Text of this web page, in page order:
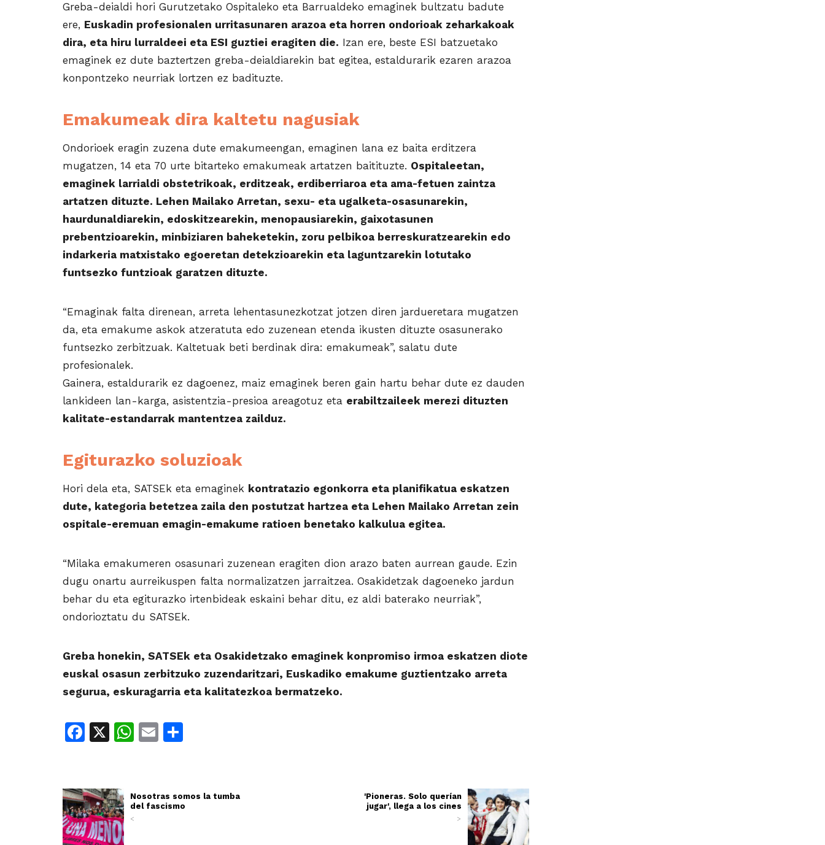
Greba-deialdi hori Gurutzetako Ospitaleko eta Barrualdeko emaginek bultzatu badute
ere, Euskadin profesionalen urritasunaren arazoa eta horren ondorioak zeharkakoak
dira, eta hiru lurraldeei eta ESI guztiei eragiten die. Izan ere, beste ESI batzuetako
emaginek ez dute baztertzen greba-deialdiarekin bat egitea, estaldurarik ezaren arazoa
konpontzeko neurriak lortzen ez badituzte.
Emakumeak dira kaltetu nagusiak
Ondorioek eragin zuzena dute emakumeengan, emaginen lana ez baita erditzera
mugatzen, 14 eta 70 urte bitarteko emakumeak artatzen baitituzte. Ospitaleetan,
emaginek larrialdi obstetrikoak, erditzeak, erdiberriaroa eta ama-fetuen zaintza
artatzen dituzte. Lehen Mailako Arretan, sexu- eta ugalketa-osasunarekin,
haurdunaldiarekin, edoskitzearekin, menopausiarekin, gaixotasunen
prebentzioarekin, minbiziaren baheketekin, zoru pelbikoa berreskuratzearekin edo
indarkeria matxistako egoeretan detekzioarekin eta laguntzarekin lotutako
funtsezko funtzioak garatzen dituzte.
“Emaginak falta direnean, arreta lehentasunezkotzat jotzen diren jardueretara mugatzen
da, eta emakume askok atzeratuta edo zuzenean etenda ikusten dituzte osasunerako
funtsezko zerbitzuak. Kaltetuak beti berdinak dira: emakumeak”, salatu dute
profesionalek.
Gainera, estaldurarik ez dagoenez, maiz emaginek beren gain hartu behar dute ez dauden
lankideen lan-karga, asistentzia-presioa areagotuz eta erabiltzaileek merezi dituzten
kalitate-estandarrak mantentzea zailduz.
Egiturazko soluzioak
Hori dela eta, SATSEk eta emaginek kontratazio egonkorra eta planifikatua eskatzen
dute, kategoria betetzea zaila den postutzat hartzea eta Lehen Mailako Arretan zein
ospitale-eremuan emagin-emakume ratioen benetako kalkulua egitea.
“Milaka emakumeren osasunari zuzenean eragiten dion arazo baten aurrean gaude. Ezin
dugu onartu aurreikuspen falta normalizatzen jarraitzea. Osakidetzak dagoeneko jardun
behar du eta egiturazko irtenbideak eskaini behar ditu, ez aldi baterako neurriak”,
ondorioztatu du SATSEk.
Greba honekin, SATSEk eta Osakidetzako emaginek konpromiso irmoa eskatzen diote
euskal osasun zerbitzuko zuzendaritzari, Euskadiko emakume guztientzako arreta
segurua, eskuragarria eta kalitatezkoa bermatzeko.
Facebook
X WhatsApp
Email
Nosotras somos la tumba
del fascismo
<
'Pioneras. Solo querían
jugar', llega a los cines
>